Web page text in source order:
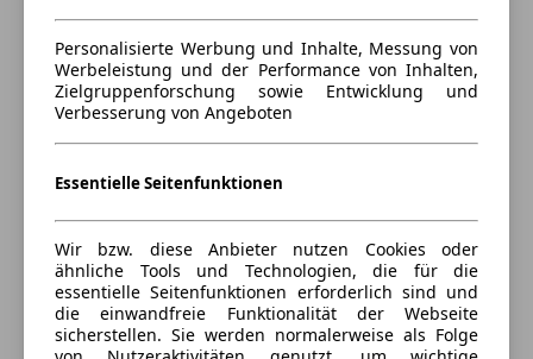
Personalisierte Werbung und Inhalte, Messung von
Werbeleistung und der Performance von Inhalten,
Zielgruppenforschung sowie Entwicklung und
Verbesserung von Angeboten
Essentielle Seitenfunktionen
Wir bzw. diese Anbieter nutzen Cookies oder
ähnliche Tools und Technologien, die für die
essentielle Seitenfunktionen erforderlich sind und
die einwandfreie Funktionalität der Webseite
sicherstellen. Sie werden normalerweise als Folge